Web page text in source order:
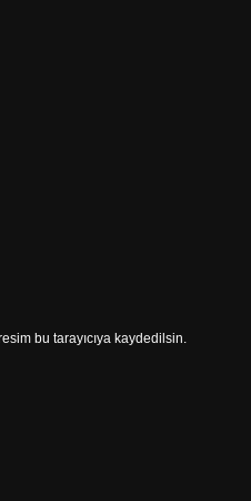
bu tarayıcıya kaydedilsin.